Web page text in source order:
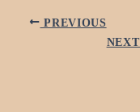
PREVIOUS
NEXT